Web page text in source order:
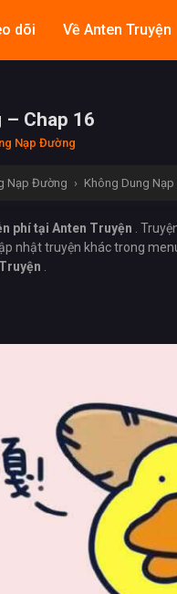
dõi Về Anten Truyện
– Chap 16
Nạp Đường
Nạp Đường › Không Dung
phí tại Anten Truyện .
nhật truyện khác trong